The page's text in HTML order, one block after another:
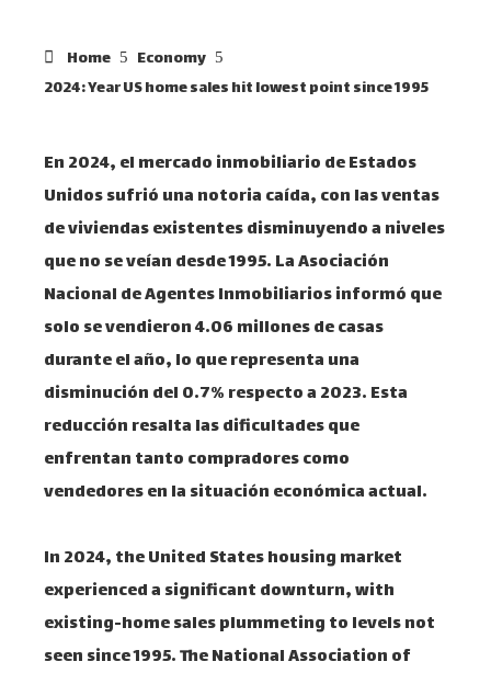
Home
Economy
2024: Year US home sales hit lowest point since 1995
En 2024, el mercado inmobiliario de Estados
Unidos sufrió una notoria caída, con las ventas
de viviendas existentes disminuyendo a niveles
que no se veían desde 1995. La Asociación
Nacional de Agentes Inmobiliarios informó que
solo se vendieron 4.06 millones de casas
durante el año, lo que representa una
disminución del 0.7% respecto a 2023. Esta
reducción resalta las dificultades que
enfrentan tanto compradores como
vendedores en la situación económica actual.
In 2024, the United States housing market
experienced a significant downturn, with
existing-home sales plummeting to levels not
seen since 1995. The National Association of